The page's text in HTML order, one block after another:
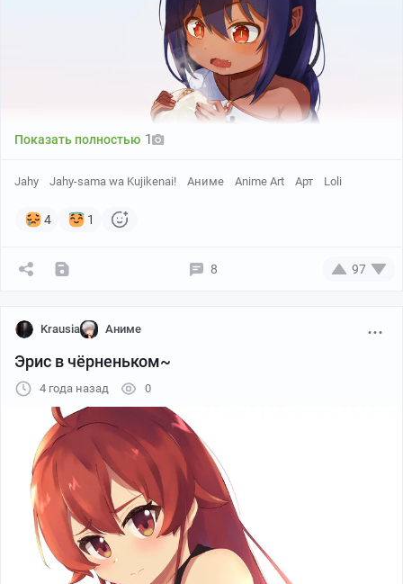
pixiv
Показать полностью 1
Jahy Jahy-sama wa Kujikenai! Аниме Anime Art Арт Loli
4 1
8 97
Krausia Аниме
Эрис в чёрненьком~
4 года назад 0